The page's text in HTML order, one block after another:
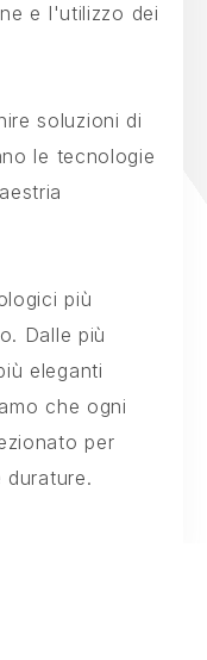
e l'utilizzo dei
soluzioni di
le tecnologie
più
Dalle più
eleganti
che ogni
per
durature.